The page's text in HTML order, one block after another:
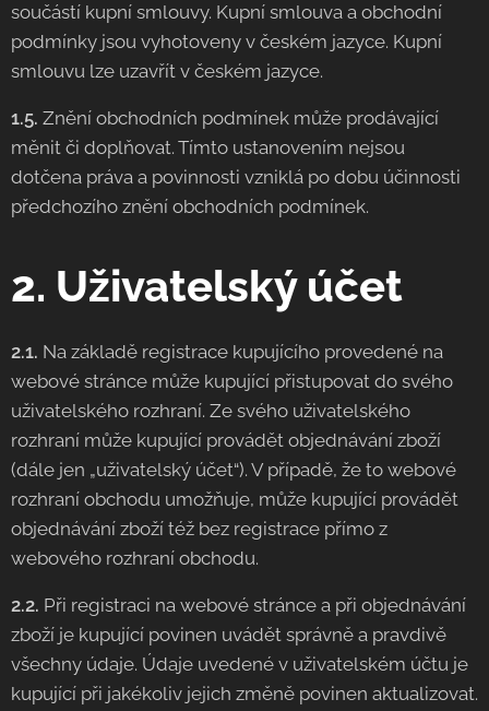
součástí kupní smlouvy. Kupní smlouva a obchodní
podmínky jsou vyhotoveny v českém jazyce. Kupní
smlouvu lze uzavřít v českém jazyce.
1.5. Znění obchodních podmínek může prodávající
měnit či doplňovat. Tímto ustanovením nejsou
dotčena práva a povinnosti vzniklá po dobu účinnosti
předchozího znění obchodních podmínek.
2. Uživatelský účet
2.1. Na základě registrace kupujícího provedené na
webové stránce může kupující přistupovat do svého
uživatelského rozhraní. Ze svého uživatelského
rozhraní může kupující provádět objednávání zboží
(dále jen „uživatelský účet“). V případě, že to webové
rozhraní obchodu umožňuje, může kupující provádět
objednávání zboží též bez registrace přímo z
webového rozhraní obchodu.
2.2. Při registraci na webové stránce a při objednávání
zboží je kupující povinen uvádět správně a pravdivě
všechny údaje. Údaje uvedené v uživatelském účtu je
kupující při jakékoliv jejich změně povinen aktualizovat.